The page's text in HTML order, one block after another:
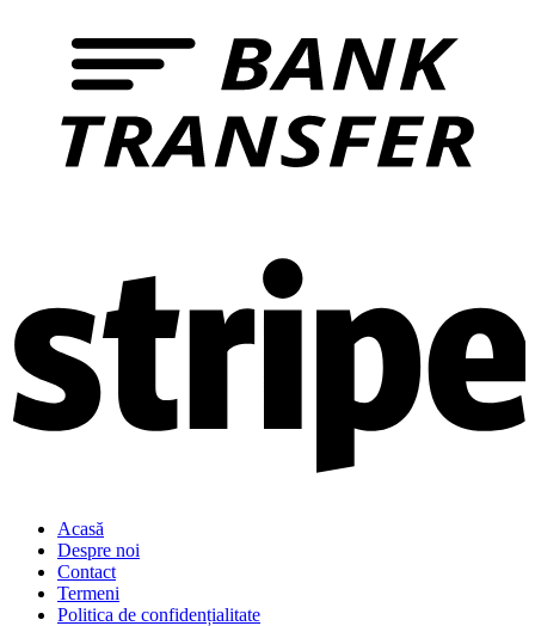
Acasă
Despre noi
Contact
Termeni
Politica de confidențialitate